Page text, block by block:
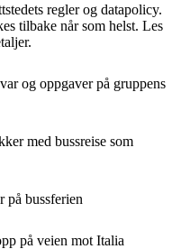
regler og datapolicy.
tilbake når som helst. Les
og oppgaver på gruppens
med bussreise som
på bussferien
på veien mot Italia